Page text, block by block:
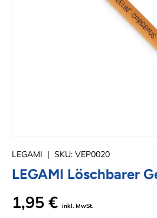
LEGAMI | SKU: VEP0020
LEGAMI Löschbarer
1,95 € inkl. MwSt.